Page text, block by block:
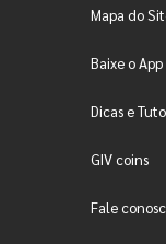
Mapa do
Baixe o App
Dicas e
GIV coins
Fale